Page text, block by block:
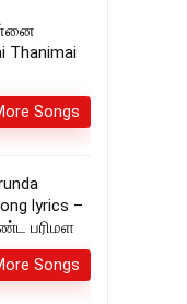
Thanimai
Songs
lyrics –
பரிமள
Songs